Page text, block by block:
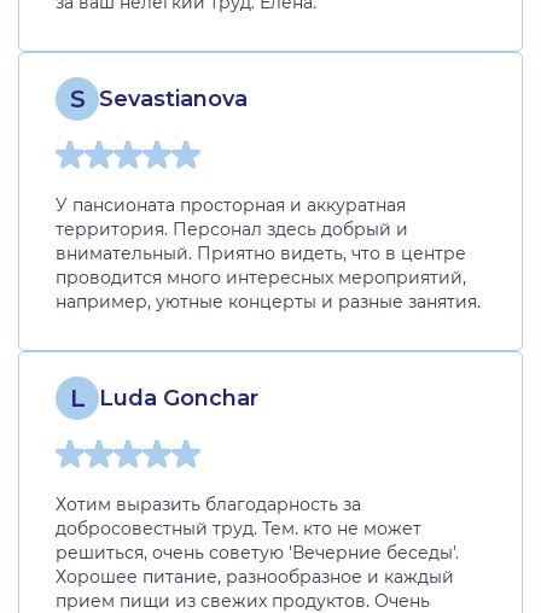
S Sevastianova
У пансионата просторная и аккуратная
территория. Персонал здесь добрый и
внимательный. Приятно видеть, что в центре
проводится много интересных мероприятий,
например, уютные концерты и разные занятия.
L Luda Gonchar
Хотим выразить благодарность за
добросовестный труд. Тем. кто не может
решиться, очень советую 'Вечерние беседы'.
Хорошее питание, разнообразное и каждый
прием пищи из свежих продуктов. Очень